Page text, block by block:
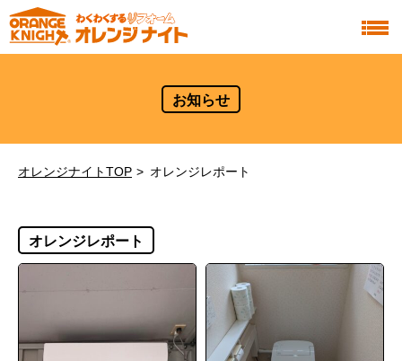
お知らせ
オレンジナイトTOP オレンジレポート
オレンジレポート